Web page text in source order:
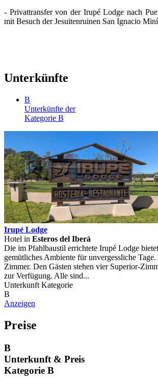
- Privattransfer von der Irupé Lodge nach
mit Besuch der Jesuitenruinen San Ignacio Miní
Unterkünfte
B
Unterkünfte der
Kategorie B
Irupé Lodge
Hotel in Esteros del Iberá
Die im Pfahlbaustil errichtete Irupé Lodge
gemütliches Ambiente für unvergessliche
Zimmer. Den Gästen stehen vier Superior-
zur Verfügung. Alle sind...
Unterkunft Kategorie
B
Anzeigen
Preise
B
Unterkunft & Preis
Kategorie B